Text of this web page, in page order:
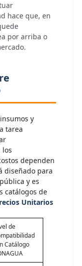
hace que, en
por arriba o
y
tarea
los
dependen
diseñado para
y es
catálogos de
Unitarios
de
Catálogo